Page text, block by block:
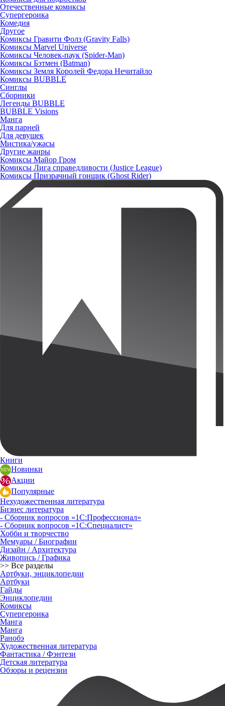
Отечественные комиксы
Супергероика
Комедия
Другое
Комиксы Гравити Фолз (Gravity Falls)
Комиксы Marvel Universe
Комиксы Человек-паук (Spider-Man)
Комиксы Бэтмен (Batman)
Комиксы Земля Королей Федора Нечитайло
Комиксы BUBBLE
Синглы
Сборники
Легенды BUBBLE
BUBBLE Visions
Манга
Для парней
Для девушек
Мистика/ужасы
Другие жанры
Комиксы Майор Гром
Комиксы Лига справедливости (Justice League)
Комиксы Призрачный гонщик (Ghost Rider)
Книги
Новинки
Акции
Популярные
Нехудожественная литература
Бизнес литература
- Сборник вопросов «1С:Профессионал»
- Сборник вопросов «1С:Специалист»
Хобби и творчество
Мемуары / Биографии
Дизайн / Архитектура
Живопись / Графика
>> Все разделы
Артбуки, энциклопедии
Артбуки
Гайды
Энциклопедии
Комиксы
Супергероика
Манга
Манга
Ранобэ
Художественная литература
Фантастика / Фэнтези
Детская литература
Обзоры и рецензии